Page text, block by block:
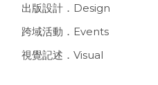
出版設計．Design
跨域活動．Events
視覺記述．Visual